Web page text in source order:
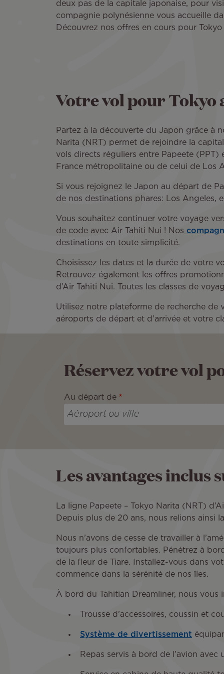
deux pas de la capitale japonaise, pour
compagnie polynésienne vous accueille
Découvrez nos offres en cours pour Tokyo
Votre vol pour Tokyo
Partez à la découverte du Japon grâce à
Narita (NRT) permet de rejoindre la
vols directs réguliers entre Papeete (PPT)
France métropolitaine ou de celui de Los
Si vous rejoignez le Japon au départ de
de nos destinations phares: Los Angeles,
Vous souhaitez continuer votre voyage
de code avec Air Tahiti Nui ! Nos
destinations en toute simplicité.
Choisissez les dates et la durée de votre
Retrouvez également les offres
d’Air Tahiti Nui. Toutes les classes de
Utilisez notre plateforme de recherche de
aéroports de départ et d’arrivée et votre
Réservez votre vol
Au départ de
Les avantages
La ligne Papeete – Tokyo Narita (NRT)
Depuis plus de 20 ans, nous relions ainsi
Nous n’avons de cesse de travailler à
toujours plus confortables. Pénétrez à
de la fleur de Tiare. Installez-vous dans
commence dans la sérénité de nos îles.
À bord du Tahitian Dreamliner, nous
Trousse d’accessoires, coussin et
Système de divertissement
Repas servis à bord de l’avion avec